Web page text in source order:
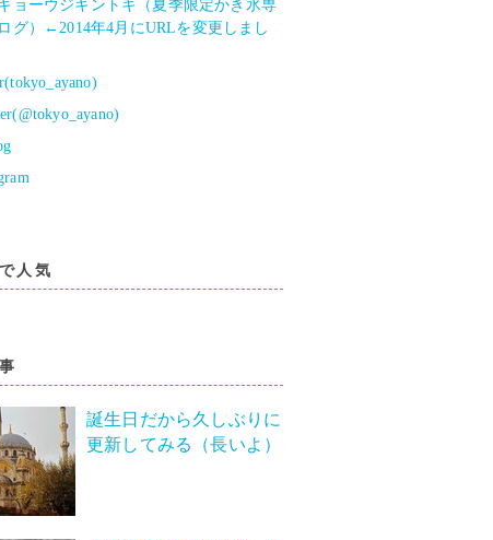
ョーウジキントキ（夏季限定かき氷専
グ）←2014年4月にURLを変更しまし
人気
誕生日だから久しぶりに
更新してみる（長いよ）